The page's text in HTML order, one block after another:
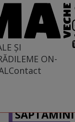
ȘI
DILEME ON-
Contact